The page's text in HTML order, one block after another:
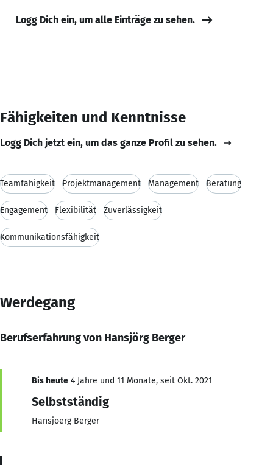
Logg Dich ein, um alle Einträge zu sehen.
Fähigkeiten und Kenntnisse
Logg Dich jetzt ein, um das ganze Profil zu sehen.
Teamfähigkeit Projektmanagement Management Beratung
Engagement Flexibilität Zuverlässigkeit
Kommunikationsfähigkeit
Werdegang
Berufserfahrung von Hansjörg Berger
Bis heute 4 Jahre und 11 Monate, seit Okt. 2021
Selbstständig
Hansjoerg Berger